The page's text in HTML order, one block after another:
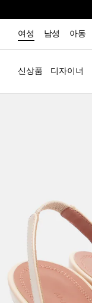
여성 남성 아동
신상품 디자이너